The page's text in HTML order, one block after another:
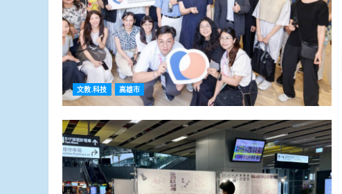
文教.科技 高雄市